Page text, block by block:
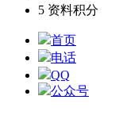
5 资料积分
首页
电话
QQ
公众号